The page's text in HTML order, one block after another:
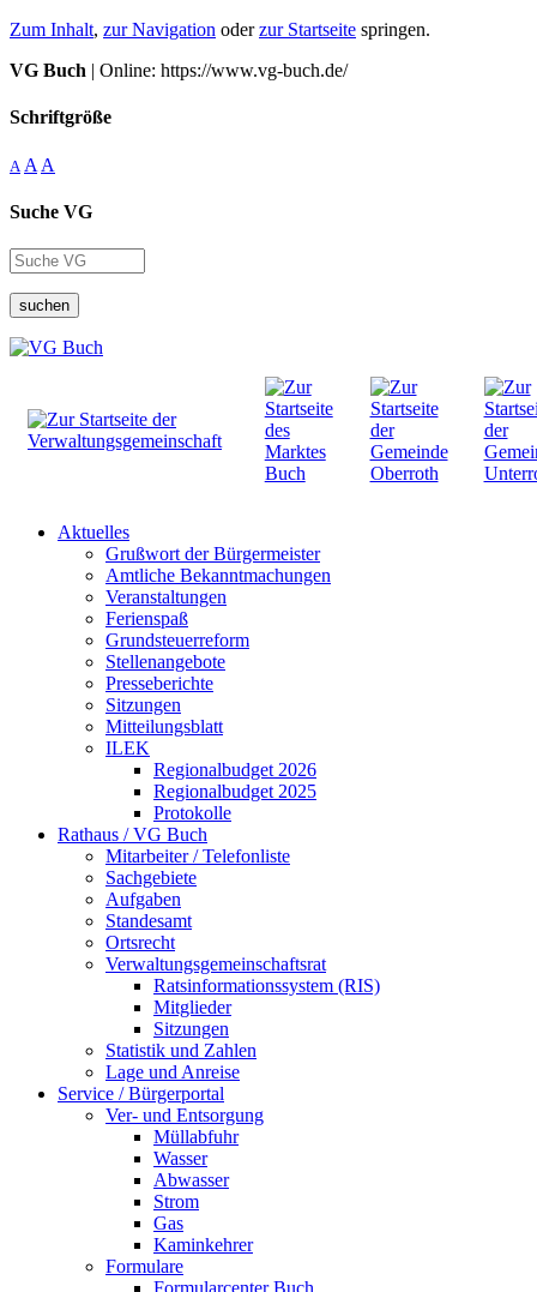
Zum Inhalt, zur Navigation oderzur Startseite springen.
VG Buch | Online: https://www.vg-buch.de/
Schriftgröße
A A A
Suche VG
suchen
Aktuelles
Grußwort der Bürgermeister
Amtliche Bekanntmachungen
Veranstaltungen
Ferienspaß
Grundsteuerreform
Stellenangebote
Presseberichte
Sitzungen
Mitteilungsblatt
ILEK
Regionalbudget 2026
Regionalbudget 2025
Protokolle
Rathaus / VG Buch
Mitarbeiter / Telefonliste
Sachgebiete
Aufgaben
Standesamt
Ortsrecht
Verwaltungsgemeinschaftsrat
Ratsinformationssystem (RIS)
Mitglieder
Sitzungen
Statistik und Zahlen
Lage und Anreise
Service / Bürgerportal
Ver- und Entsorgung
Müllabfuhr
Wasser
Abwasser
Strom
Gas
Kaminkehrer
Formulare
Formularcenter Buch